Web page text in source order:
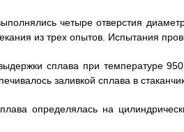
четыре отверстия
из трех опытов. Испытания
сплава при температуре
заливкой сплава в
определялась на